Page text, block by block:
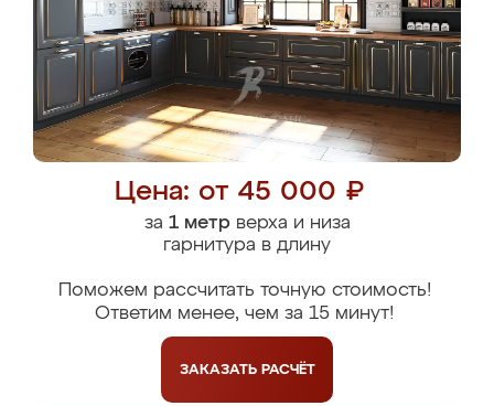
Цена: от 45 000 ₽
за 1 метрверха и низа
гарнитура в длину
Поможем рассчитать точную стоимость!
Ответим менее, чем за 15 минут!
ЗАКАЗАТЬ РАСЧЁТ